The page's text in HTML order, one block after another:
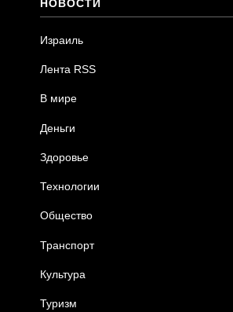
НОВОСТИ
Израиль
Лента RSS
В мире
Деньги
Здоровье
Технологии
Общество
Транспорт
Культура
Туризм